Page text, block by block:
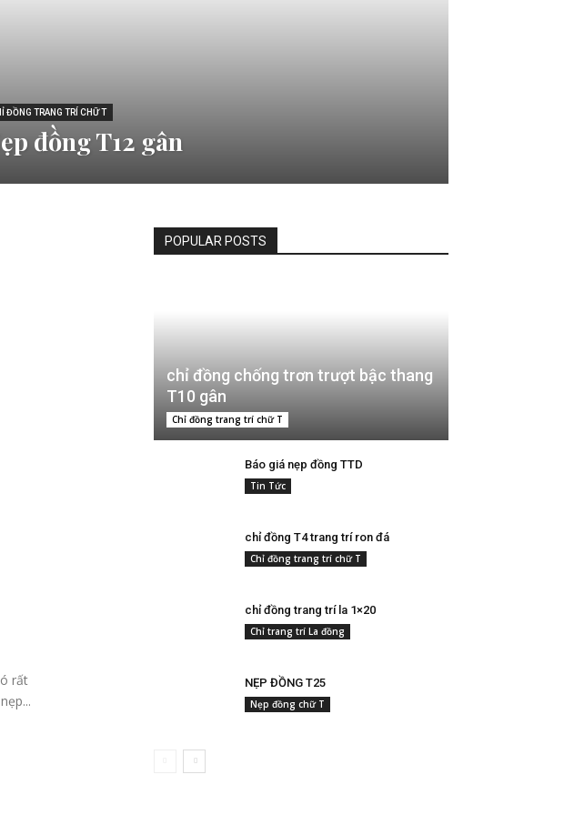
ĐỒNG TRANG TRÍ CHỮ T
đồng T12 gân
rất
POPULAR POSTS
chỉ đồng chống trơn trượt bậc thang
T10 gân
Chỉ đồng trang trí chữ T
Báo giá nẹp đồng TTD
Tin Tức
chỉ đồng T4 trang trí ron đá
Chỉ đồng trang trí chữ T
chỉ đồng trang trí la 1×20
Chỉ trang trí La đồng
NẸP ĐỒNG T25
Nẹp đồng chữ T